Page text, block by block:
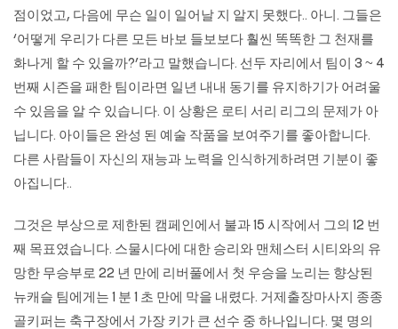
점이었고, 다음에 무슨 일이 일어날 지 알지 못했다.. 아니. 그들은
‘어떻게 우리가 다른 모든 바보 들보보다 훨씬 똑똑한 그 천재를
화나게 할 수 있을까?’라고 말했습니다. 선두 자리에서 팀이 3 ~ 4
번째 시즌을 패한 팀이라면 일년 내내 동기를 유지하기가 어려울
수 있음을 알 수 있습니다. 이 상황은 로티 서리 리그의 문제가 아
닙니다. 아이들은 완성 된 예술 작품을 보여주기를 좋아합니다.
다른 사람들이 자신의 재능과 노력을 인식하게하려면 기분이 좋
아집니다..
그것은 부상으로 제한된 캠페인에서 불과 15 시작에서 그의 12 번
째 목표였습니다. 스물시다에 대한 승리와 맨체스터 시티와의 유
망한 무승부로 22 년 만에 리버풀에서 첫 우승을 노리는 향상된
뉴캐슬 팀에게는 1 분 1 초 만에 막을 내렸다. 거제출장마사지 종종
골키퍼는 축구장에서 가장 키가 큰 선수 중 하나입니다. 몇 명의